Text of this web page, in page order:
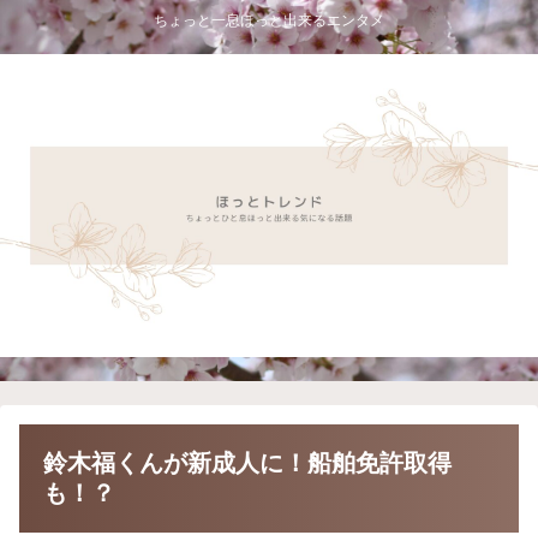
ちょっと一息ほっと出来るエンタメ
鈴木福くんが新成人に！船舶免許取得
も！？